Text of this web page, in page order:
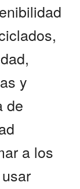
y
de
a los